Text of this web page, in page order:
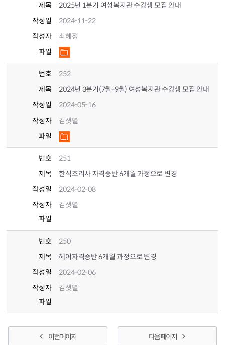
제목
2025년 1분기 여성복지관 수강생 모집 안내
작성일
2024-11-22
작성자
최혜정
파일
번호
252
제목
2024년 3분기(7월-9월) 여성복지관 수강생 모집 안내
작성일
2024-05-16
작성자
김샛별
파일
번호
251
제목
한식조리사 자격증반 6개월 과정으로 변경
작성일
2024-02-08
작성자
김샛별
파일
번호
250
제목
헤어자격증반 6개월 과정으로 변경
작성일
2024-02-06
작성자
김샛별
파일
이전 페이지 다음 페이지